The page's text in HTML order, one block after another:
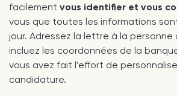
facilement vous identifier et vous
vous que toutes les informations
jour. Adressez la lettre à la
incluez les coordonnées de la
vous avez fait l’effort de
candidature.